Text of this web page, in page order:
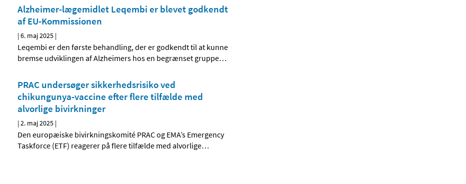
Alzheimer-lægemidlet Leqembi er blevet godkendt
af EU-Kommissionen
|6. maj 2025 |
Leqembi er den første behandling, der er godkendt til at kunne
bremse udviklingen af Alzheimers hos en begrænset gruppe…
PRAC undersøger sikkerhedsrisiko ved
chikungunya-vaccine efter flere tilfælde med
alvorlige bivirkninger
|2. maj 2025 |
Den europæiske bivirkningskomité PRAC og EMA’s Emergency
Taskforce (ETF) reagerer på flere tilfælde med alvorlige…